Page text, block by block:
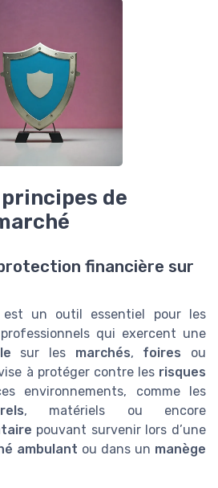
de
financière sur
est un outil essentiel pour les
qui exercent une
sur les marchés, foires ou
à protéger contre les risques
environnements, comme les
, matériels ou encore
pouvant survenir lors d’une
ambulant ou dans un manège